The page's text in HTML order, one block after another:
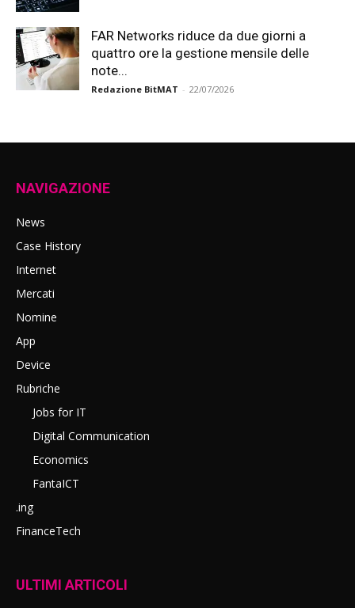
FAR Networks riduce da due giorni a
quattro ore la gestione mensile delle
note...
Redazione BitMAT - 22/07/2026
NAVIGAZIONE
News
Case History
Internet
Mercati
Nomine
App
Device
Rubriche
Jobs for IT
Digital Communication
Economics
FantaICT
.ing
FinanceTech
ULTIMI ARTICOLI